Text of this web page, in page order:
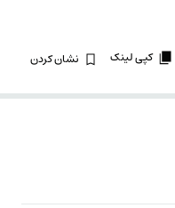
کپی لینک نشان کردن